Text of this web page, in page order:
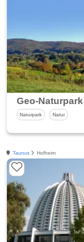
Naturpark Natur
Taunus Hofheim